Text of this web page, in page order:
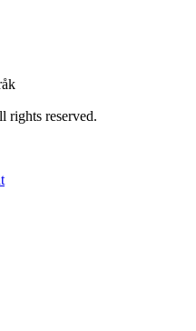
rights reserved.